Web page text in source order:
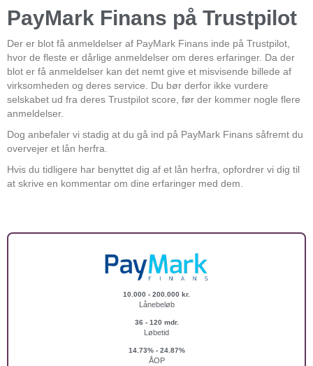
PayMark Finans på Trustpilot
Der er blot få anmeldelser af PayMark Finans inde på Trustpilot,
hvor de fleste er dårlige anmeldelser om deres erfaringer. Da der
blot er få anmeldelser kan det nemt give et misvisende billede af
virksomheden og deres service. Du bør derfor ikke vurdere
selskabet ud fra deres Trustpilot score, før der kommer nogle flere
anmeldelser.
Dog anbefaler vi stadig at du gå ind på PayMark Finans såfremt du
overvejer et lån herfra.
Hvis du tidligere har benyttet dig af et lån herfra, opfordrer vi dig til
at skrive en kommentar om dine erfaringer med dem.
10.000 - 200.000 kr.
Lånebeløb
36 - 120 mdr.
Løbetid
14.73% - 24.87%
ÅOP